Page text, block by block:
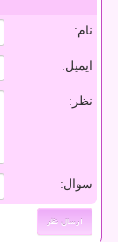
نام:
ایمیل:
نظر:
سوال: